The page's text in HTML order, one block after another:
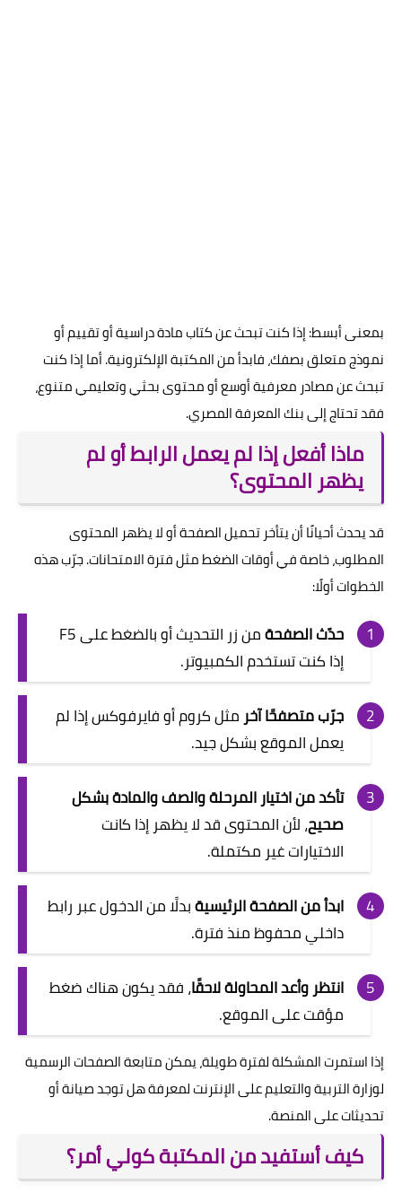
بمعنى أبسط: إذا كنت تبحث عن كتاب مادة دراسية أو تقييم أو
نموذج متعلق بصفك، فابدأ من المكتبة الإلكترونية. أما إذا كنت
تبحث عن مصادر معرفية أوسع أو محتوى بحثي وتعليمي متنوع،
فقد تحتاج إلى بنك المعرفة المصري.
ماذا أفعل إذا لم يعمل الرابط أو لم
يظهر المحتوى؟
قد يحدث أحيانًا أن يتأخر تحميل الصفحة أو لا يظهر المحتوى
المطلوب، خاصة في أوقات الضغط مثل فترة الامتحانات. جرّب هذه
الخطوات أولًا:
حدّث الصفحة
من زر التحديث أو بالضغط على F5
إذا كنت تستخدم الكمبيوتر.
جرّب متصفحًا آخرمثل كروم أو فايرفوكس إذا لم
يعمل الموقع بشكل جيد.
تأكد من اختيار المرحلة والصف والمادة بشكل
صحيح، لأن المحتوى قد لا يظهر إذا كانت
الاختيارات غير مكتملة.
ابدأ من الصفحة الرئيسيةبدلًا من الدخول عبر رابط
داخلي محفوظ منذ فترة.
انتظر وأعد المحاولة لاحقًا، فقد يكون هناك ضغط
مؤقت على الموقع.
إذا استمرت المشكلة لفترة طويلة، يمكن متابعة الصفحات الرسمية
لوزارة التربية والتعليم على الإنترنت لمعرفة هل توجد صيانة أو
تحديثات على المنصة.
كيف أستفيد من المكتبة كولي أمر؟